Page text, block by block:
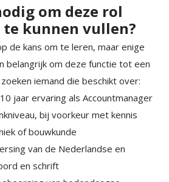
om deze rol
te kunnen vullen?
de kans om te leren, maar enige
belangrijk om deze functie tot een
iemand die beschikt over:
jaar ervaring als Accountmanager
bij voorkeur met kennis
of bouwkunde
van de Nederlandse en
en schrift